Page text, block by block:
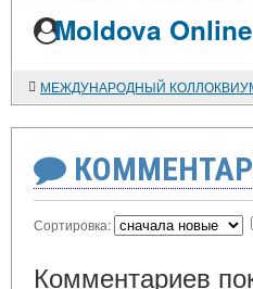
Moldova Online
МЕЖДУНАРОДНЫЙ
Сортировка:
Комментариев